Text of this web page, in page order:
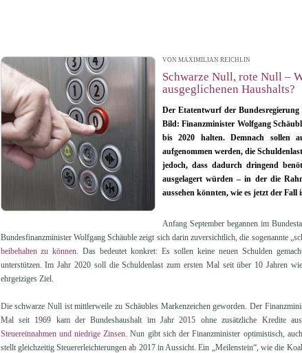
VON MAXIMILIAN REICHLIN
Schwarze Null, rote Null –
ausgeglichenen Haushalts?
Der Etatentwurf der
Bild: Finanzminister Wolfgang
bis 2020 halten. Demnach sollen
aufgenommen werden, die
jedoch, dass dadurch dringend
ausgelagert würden – in der die
aussehen könnten, wie es jetzt der Fall
Anfang September begannen im
Bundesfinanzminister Wolfgang Schäuble zeigt sich darin zuversichtlich, die sogenannte
beibehalten zu können. Das bedeutet konkret: Es sollen keine neuen Schulden
unterstützen. Im Jahr 2020 soll die Schuldenlast zum ersten Mal seit über 10 Jahren
ehrgeiziges Ziel.
Die schwarze Null ist mittlerweile zu Schäubles Markenzeichen geworden. Der
Mal seit 1969 kam der Bundeshaushalt im Jahr 2015 ohne zusätzliche Kredite
Steuereinnahmen und niedrige Zinsen. Nun gibt sich der Finanzminister optimistisch,
stellt gleichzeitig Steuererleichterungen ab 2017 in Aussicht. Ein „Meilenstein“, wie die